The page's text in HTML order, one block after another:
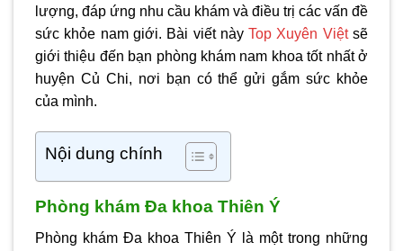
lượng, đáp ứng nhu cầu khám và điều trị các vấn đề
sức khỏe nam giới. Bài viết nàyTop Xuyên Việtsẽ
giới thiệu đến bạn phòng khám nam khoa tốt nhất ở
huyện Củ Chi, nơi bạn có thể gửi gắm sức khỏe
của mình.
Nội dung chính
Phòng khám Đa khoa Thiên Ý
Phòng khám Đa khoa Thiên Ý là một trong những